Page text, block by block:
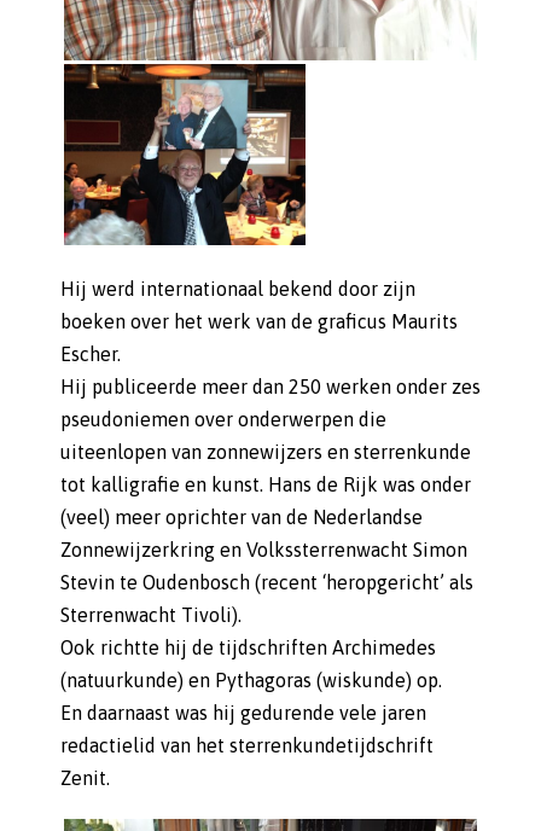
Hij werd internationaal bekend door zijn
boeken over het werk van de graficus Maurits
Escher.
Hij publiceerde meer dan 250 werken onder zes
pseudoniemen over onderwerpen die
uiteenlopen van zonnewijzers en sterrenkunde
tot kalligrafie en kunst. Hans de Rijk was onder
(veel) meer oprichter van de Nederlandse
Zonnewijzerkring en Volkssterrenwacht Simon
Stevin te Oudenbosch (recent ‘heropgericht’ als
Sterrenwacht Tivoli).
Ook richtte hij de tijdschriften Archimedes
(natuurkunde) en Pythagoras (wiskunde) op.
En daarnaast was hij gedurende vele jaren
redactielid van het sterrenkundetijdschrift
Zenit.